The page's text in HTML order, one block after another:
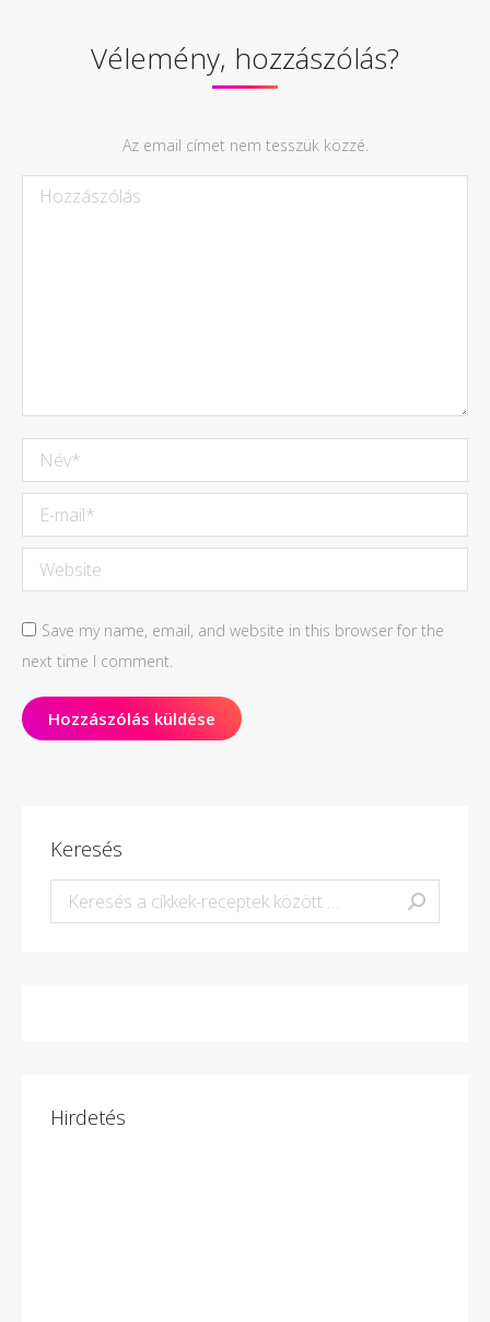
Vélemény, hozzászólás?
Az email címet nem tesszük közzé.
Hozzászólás
Név *
E-mail *
Website
Save my name, email, and website in this browser for the
next time I comment.
Hozzászólás küldése
Keresés
Keresés:
Hirdetés